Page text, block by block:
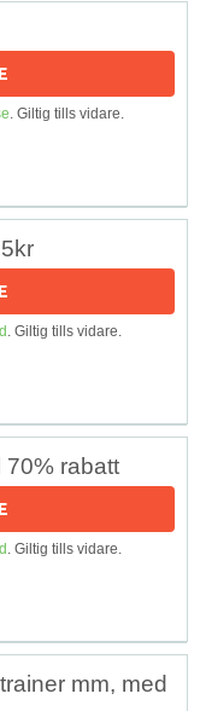
. Giltig tills vidare.
. Giltig tills vidare.
70% rabatt
. Giltig tills vidare.
mm, med